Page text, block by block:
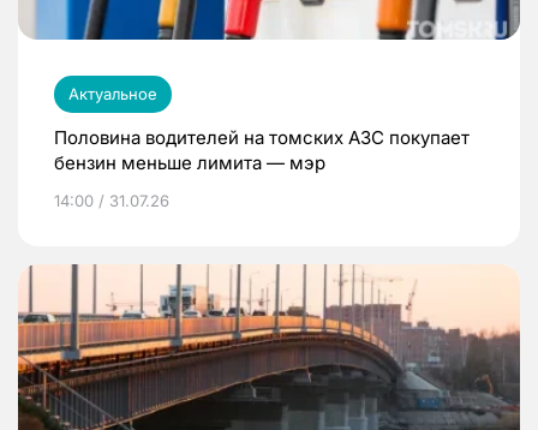
Актуальное
Половина водителей на томских АЗС покупает
бензин меньше лимита — мэр
14:00 / 31.07.26